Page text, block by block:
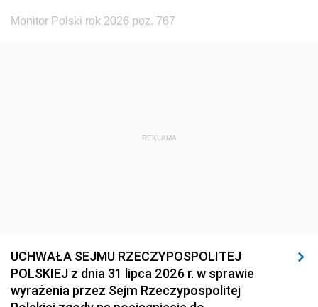
Monitor Polski rok 2026 poz. 767
REKLAMA
UCHWAŁA SEJMU RZECZYPOSPOLITEJ
POLSKIEJ z dnia 31 lipca 2026 r. w sprawie
wyrażenia przez Sejm Rzeczypospolitej